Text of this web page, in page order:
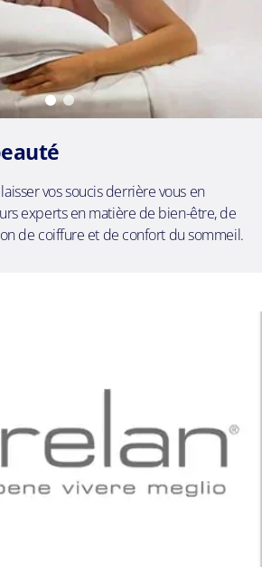
vos soucis derrière vous en
experts en matière de bien-être, de
de coiffure et de confort du sommeil.